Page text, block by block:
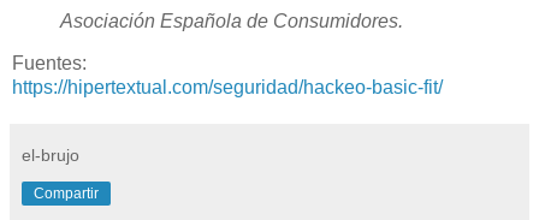
Asociación Española de Consumidores.
Fuentes:
https://hipertextual.com/seguridad/hackeo-basic-fit/
el-brujo
Compartir